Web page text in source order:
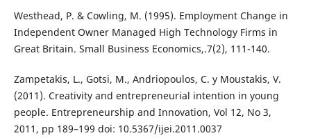
Westhead, P. & Cowling, M. (1995). Employment Change in
Independent Owner Managed High Technology Firms in
Great Britain. Small Business Economics,.7(2), 111-140.
Zampetakis, L., Gotsi, M., Andriopoulos, C. y Moustakis, V.
(2011). Creativity and entrepreneurial intention in young
people. Entrepreneurship and Innovation, Vol 12, No 3,
2011, pp 189–199 doi: 10.5367/ijei.2011.0037